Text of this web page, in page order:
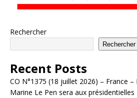
Rechercher
Rechercher
Recent Posts
CO N°1375 (18 juillet 2026) – France
Marine Le Pen sera aux présidentielles